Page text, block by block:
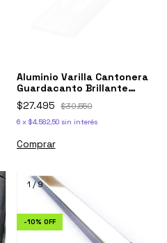
Aluminio Varilla Cantonera
Guardacanto Brillante
Atrim 1381
$27.495 $30.550
6 x $4.582,50 sin interés
1 /9
-10% OFF